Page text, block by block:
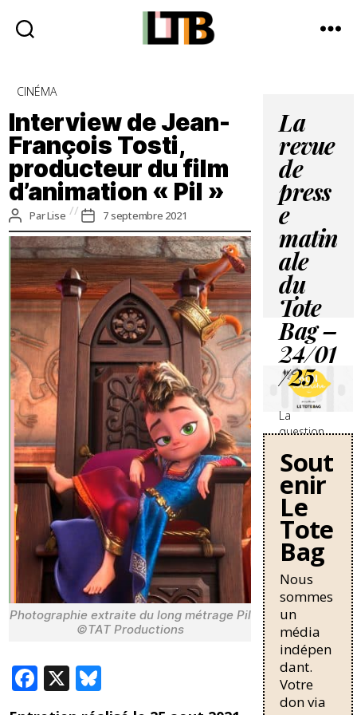
-
Média
d'information
quotidienne
Catégories
CINÉMA
Interview de Jean-
François Tosti,
producteur du film
d’animation « Pil »
Auteur
de
l’article
ParLise
Date
de
l’article
7 septembre 2021
Photographie extraite du long métrage Pil
©TAT Productions
F
ac
X
u
La
revue
de
press
e
matin
ale
du
Tote
Bag –
24/01
/25
La
question
travailleurs
sans-
papiers en
France se
durcit avec
une
nouvelle
circulaire
de Bruno
Retailleau
qui
pourrait
allonger la
durée de
résidence
nécessaire
Sout
enir
Le
Tote
Bag
Nous
sommes
un
média
indépen
dant.
Votre
don via